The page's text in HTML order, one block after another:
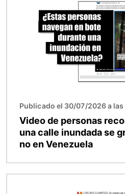
Publicado el 30/07/2026 a
Video de personas
una calle inundada se
no en Venezuela